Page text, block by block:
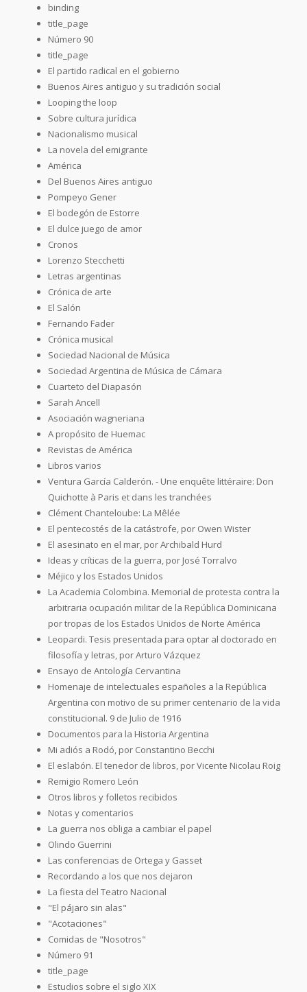
binding
title_page
Número 90
title_page
El partido radical en el gobierno
Buenos Aires antiguo y su tradición social
Looping the loop
Sobre cultura jurídica
Nacionalismo musical
La novela del emigrante
América
Del Buenos Aires antiguo
Pompeyo Gener
El bodegón de Estorre
El dulce juego de amor
Cronos
Lorenzo Stecchetti
Letras argentinas
Crónica de arte
El Salón
Fernando Fader
Crónica musical
Sociedad Nacional de Música
Sociedad Argentina de Música de Cámara
Cuarteto del Diapasón
Sarah Ancell
Asociación wagneriana
A propósito de Huemac
Revistas de América
Libros varios
Ventura García Calderón. - Une enquête littéraire: Don
Quichotte à Paris et dans les tranchées
Clément Chanteloube: La Mêlée
El pentecostés de la catástrofe, por Owen Wister
El asesinato en el mar, por Archibald Hurd
Ideas y críticas de la guerra, por José Torralvo
Méjico y los Estados Unidos
La Academia Colombina. Memorial de protesta contra la
arbitraria ocupación militar de la República Dominicana
por tropas de los Estados Unidos de Norte América
Leopardi. Tesis presentada para optar al doctorado en
filosofía y letras, por Arturo Vázquez
Ensayo de Antología Cervantina
Homenaje de intelectuales españoles a la República
Argentina con motivo de su primer centenario de la vida
constitucional. 9 de Julio de 1916
Documentos para la Historia Argentina
Mi adiós a Rodó, por Constantino Becchi
El eslabón. El tenedor de libros, por Vicente Nicolau Roig
Remigio Romero León
Otros libros y folletos recibidos
Notas y comentarios
La guerra nos obliga a cambiar el papel
Olindo Guerrini
Las conferencias de Ortega y Gasset
Recordando a los que nos dejaron
La fiesta del Teatro Nacional
"El pájaro sin alas"
"Acotaciones"
Comidas de "Nosotros"
Número 91
title_page
Estudios sobre el siglo XIX